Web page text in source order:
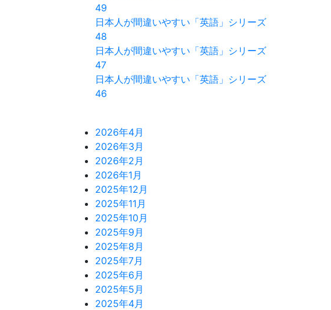
49
日本人が間違いやすい「英語」シリーズ
48
日本人が間違いやすい「英語」シリーズ
47
日本人が間違いやすい「英語」シリーズ
46
2026年4月
2026年3月
2026年2月
2026年1月
2025年12月
2025年11月
2025年10月
2025年9月
2025年8月
2025年7月
2025年6月
2025年5月
2025年4月